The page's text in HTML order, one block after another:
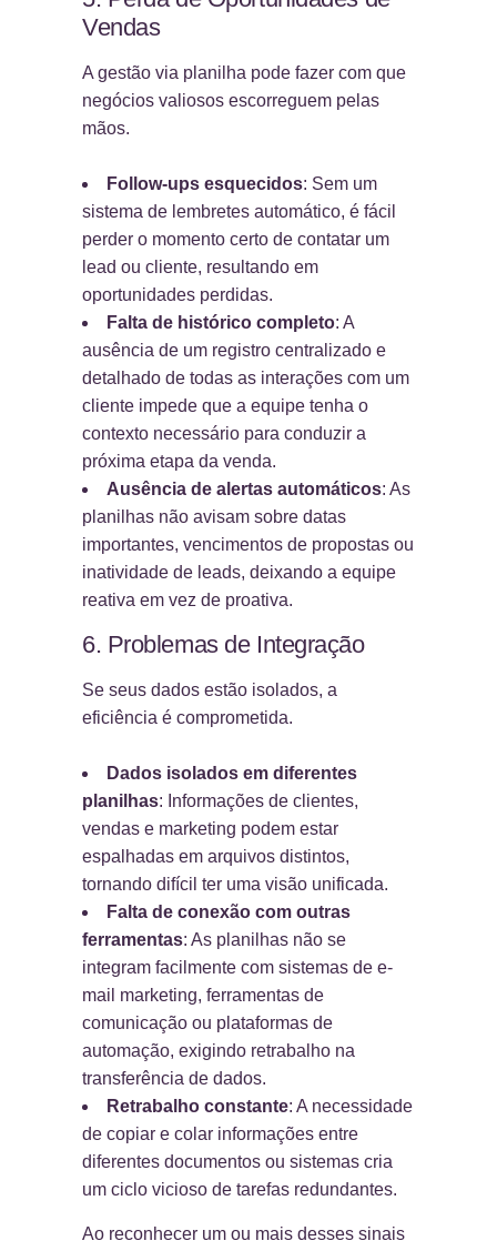
Vendas
A gestão via planilha pode fazer com que
negócios valiosos escorreguem pelas
mãos.
Follow-ups esquecidos: Sem um
sistema de lembretes automático, é fácil
perder o momento certo de contatar um
lead ou cliente, resultando em
oportunidades perdidas.
Falta de histórico completo: A
ausência de um registro centralizado e
detalhado de todas as interações com um
cliente impede que a equipe tenha o
contexto necessário para conduzir a
próxima etapa da venda.
Ausência de alertas automáticos: As
planilhas não avisam sobre datas
importantes, vencimentos de propostas ou
inatividade de leads, deixando a equipe
reativa em vez de proativa.
6. Problemas de Integração
Se seus dados estão isolados, a
eficiência é comprometida.
Dados isolados em diferentes
planilhas: Informações de clientes,
vendas e marketing podem estar
espalhadas em arquivos distintos,
tornando difícil ter uma visão unificada.
Falta de conexão com outras
ferramentas: As planilhas não se
integram facilmente com sistemas de e-
mail marketing, ferramentas de
comunicação ou plataformas de
automação, exigindo retrabalho na
transferência de dados.
Retrabalho constante: A necessidade
de copiar e colar informações entre
diferentes documentos ou sistemas cria
um ciclo vicioso de tarefas redundantes.
Ao reconhecer um ou mais desses sinais